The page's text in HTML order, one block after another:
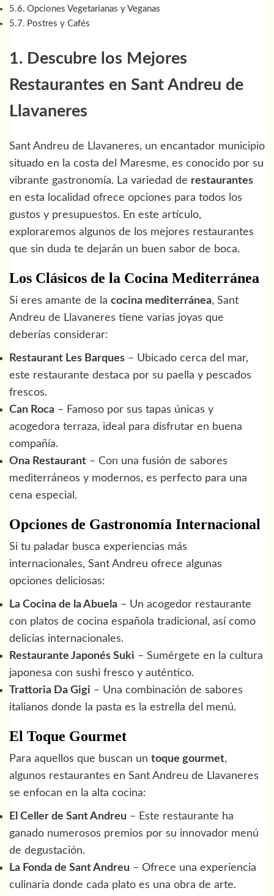
Opciones Vegetarianas y Veganas
Postres y Cafés
1. Descubre los Mejores
Restaurantes en Sant Andreu de
Llavaneres
Sant Andreu de Llavaneres, un encantador municipio
situado en la costa del Maresme, es conocido por su
vibrante gastronomía. La variedad de restaurantes
en esta localidad ofrece opciones para todos los
gustos y presupuestos. En este artículo,
exploraremos algunos de los mejores restaurantes
que sin duda te dejarán un buen sabor de boca.
Los Clásicos de la Cocina Mediterránea
Si eres amante de la cocina mediterránea, Sant
Andreu de Llavaneres tiene varias joyas que
deberías considerar:
Restaurant Les Barques – Ubicado cerca del mar,
este restaurante destaca por su paella y pescados
frescos.
Can Roca – Famoso por sus tapas únicas y
acogedora terraza, ideal para disfrutar en buena
compañía.
Ona Restaurant – Con una fusión de sabores
mediterráneos y modernos, es perfecto para una
cena especial.
Opciones de Gastronomía Internacional
Si tu paladar busca experiencias más
internacionales, Sant Andreu ofrece algunas
opciones deliciosas:
La Cocina de la Abuela – Un acogedor restaurante
con platos de cocina española tradicional, así como
delicias internacionales.
Restaurante Japonés Suki – Sumérgete en la cultura
japonesa con sushi fresco y auténtico.
Trattoria Da Gigi – Una combinación de sabores
italianos donde la pasta es la estrella del menú.
El Toque Gourmet
Para aquellos que buscan un toque gourmet,
algunos restaurantes en Sant Andreu de Llavaneres
se enfocan en la alta cocina:
El Celler de Sant Andreu – Este restaurante ha
ganado numerosos premios por su innovador menú
de degustación.
La Fonda de Sant Andreu – Ofrece una experiencia
culinaria donde cada plato es una obra de arte.